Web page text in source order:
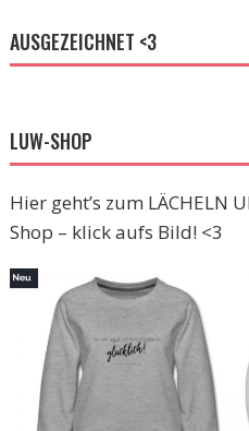
AUSGEZEICHNET <3
LUW-SHOP
Hier geht’s zum LÄCHELN
Shop – klick aufs Bild! <3